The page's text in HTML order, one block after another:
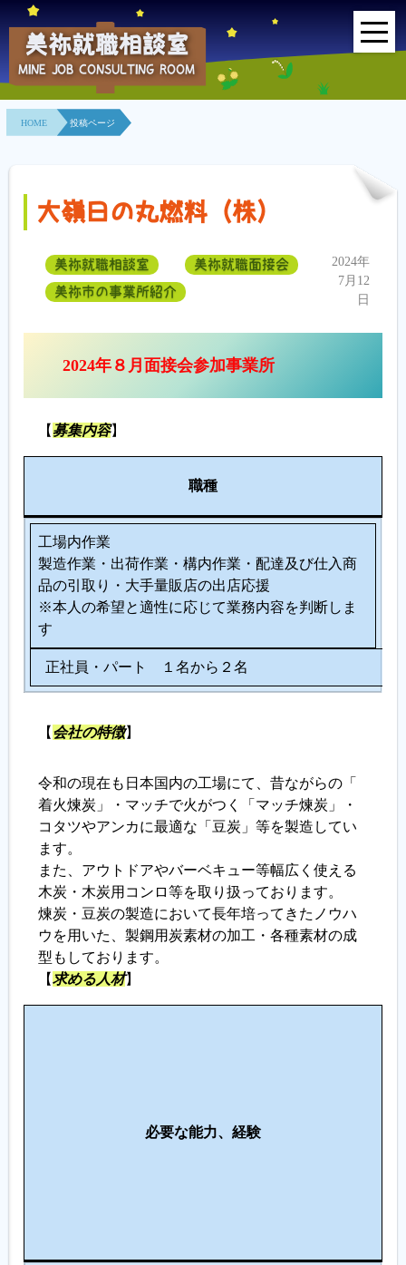
HOME
事業所紹介
相談室とは？
利用者の声
求人情報検索
美祢就職相談室
MINE JOB CONSULTING ROOM
HOME 投稿ページ
大嶺日の丸燃料（株）
美祢就職相談室
美祢就職面接会
美祢市の事業所紹介
2024年
7月12
日
2024年８月面接会参加事業所
【 募集内容】
職種
工場内作業
製造作業・出荷作業・構内作業・配達及び仕入商
品の引取り・大手量販店の出店応援
※本人の希望と適性に応じて業務内容を判断しま
す
正社員・パート １名から２名
【 会社の特徴】
令和の現在も日本国内の工場にて、昔ながらの「
着火煉炭」・マッチで火がつく「マッチ煉炭」・
コタツやアンカに最適な「豆炭」等を製造してい
ます。
また、アウトドアやバーベキュー等幅広く使える
木炭・木炭用コンロ等を取り扱っております。
煉炭・豆炭の製造において長年培ってきたノウハ
ウを用いた、製鋼用炭素材の加工・各種素材の成
型もしております。
【求める人材】
必要な能力、経験